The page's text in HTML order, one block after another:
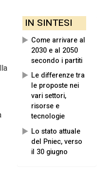
IN SINTESI
Come arrivare al
2030 e al 2050
secondo i partiti
Le differenze tra
le proposte nei
vari settori,
risorse e
tecnologie
Lo stato attuale
del Pniec, verso
il 30 giugno